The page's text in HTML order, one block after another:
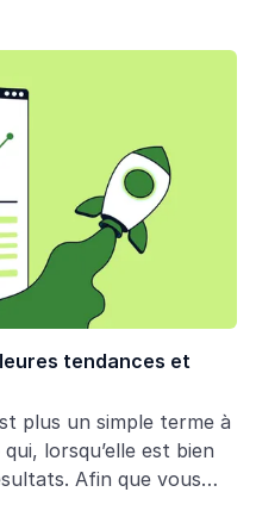
tendances et
plus un simple terme à
lorsqu’elle est bien
Afin que vous